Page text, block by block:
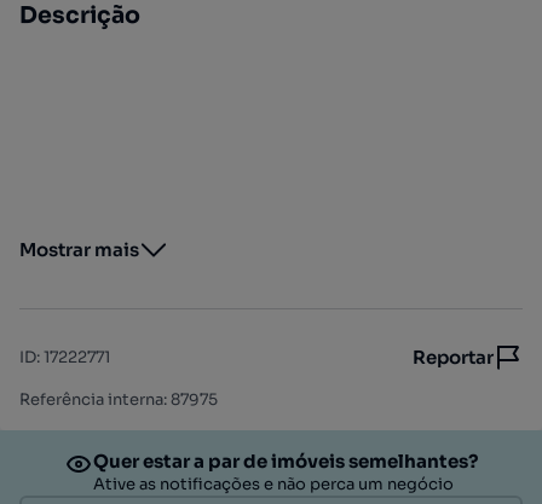
Descrição
Mostrar mais
ID:17222771 Reportar
Referência interna: 87975
Quer estar a par de imóveis semelhantes?
Ative as notificações e não perca um negócio